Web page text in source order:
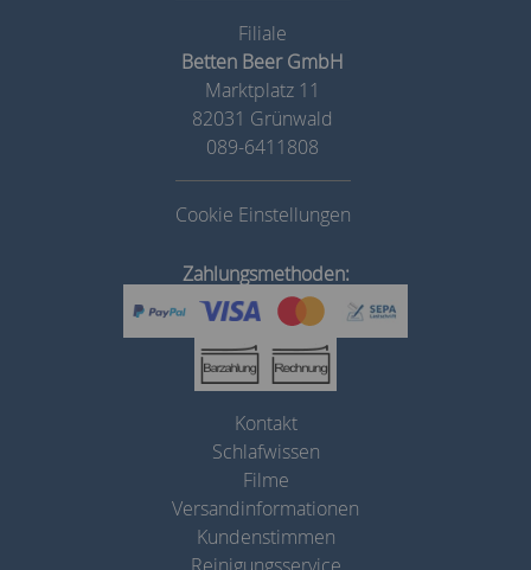
Betten Beer GmbH
Marktplatz 11
82031 Grünwald
089-6411808
Cookie Einstellungen
Zahlungsmethoden:
Kontakt
Schlafwissen
Filme
Versandinformationen
Kundenstimmen